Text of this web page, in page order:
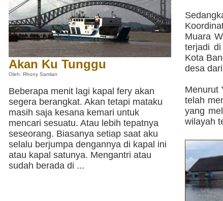
Akan Ku Tunggu
Oleh: Rhony Samlan
Beberapa menit lagi kapal fery akan
segera berangkat. Akan tetapi mataku
masih saja kesana kemari untuk
mencari sesuatu. Atau lebih tepatnya
seseorang. Biasanya setiap saat aku
selalu berjumpa dengannya di kapal ini
atau kapal satunya. Mengantri atau
sudah berada di ...
Muara
terjadi
Kota
desa
Menurut
telah
yang
wilayah